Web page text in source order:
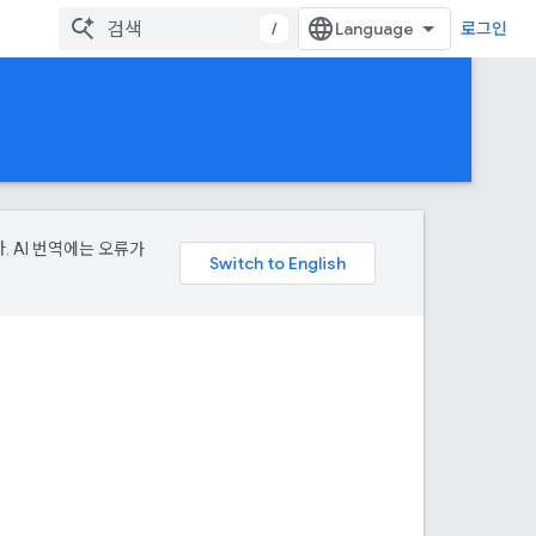
/ 로그인
AI 번역에는 오류가